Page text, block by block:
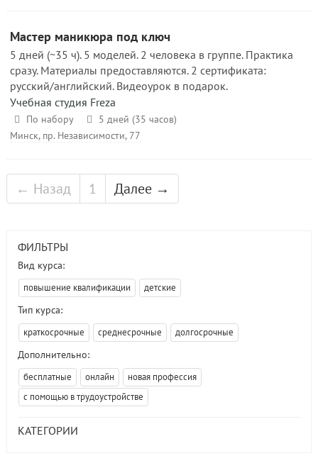
Мастер маникюра под ключ
5 дней (~35 ч). 5 моделей. 2 человека в группе. Практика
сразу. Материалы предоставляются. 2 сертификата:
русский/английский. Видеоурок в подарок.
Учебная студия Freza
По набору
5 дней (35 часов)
Минск, пр. Независимости, 77
← Назад 1 Далее →
ФИЛЬТРЫ
Вид курса:
повышение квалификации детские
Тип курса:
краткосрочные среднесрочные долгосрочные
Дополнительно:
бесплатные онлайн
новая профессия
с помощью в трудоустройстве
КАТЕГОРИИ